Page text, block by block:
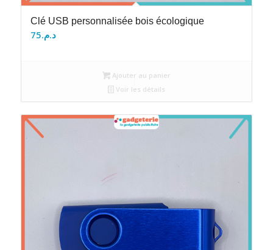
Clé USB personnalisée bois écologique
د.م.75
Ajouter au panier
Voir les détails